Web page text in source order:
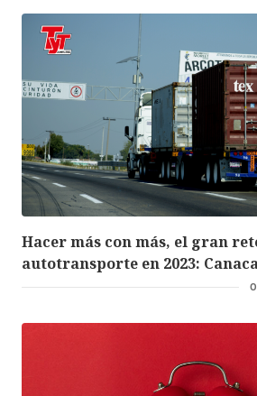
Hacer más con más, el gran
autotransporte en 2023: